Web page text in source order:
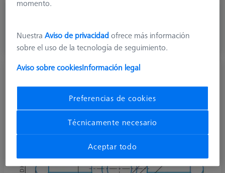
Disponible en breve
Palpador en T M3 XXT, DK2 L5
626103-0200-218
momento.
NuestraAviso de privacidadofrece más información
sobre el uso de la tecnología de seguimiento.
Aviso sobre cookiesInformación legal
Preferencias de cookies
Técnicamente necesario
Aceptar todo